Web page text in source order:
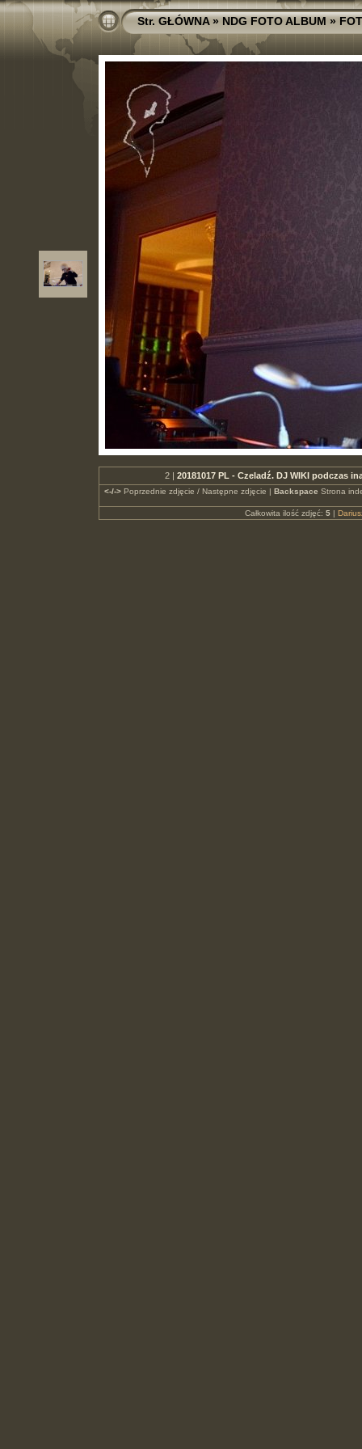
Str. GŁÓWNA»NDG FOTO ALBUM»
2 | 20181017 PL - Czeladź. DJ WIKI podczas
<-/->Poprzednie zdjęcie / Następne zdjęcie | Backspace Strona
Całkowita ilość zdjęć: 5|